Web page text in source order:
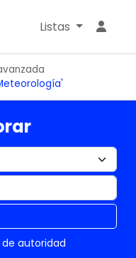
Listas
de autoridad